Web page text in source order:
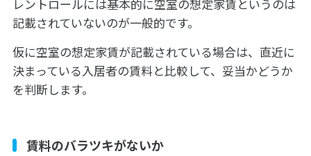
レントロールには基本的に空室の想定家賃というのは
記載されていないのが一般的です。
仮に空室の想定家賃が記載されている場合は、直近に
決まっている入居者の賃料と比較して、妥当かどうか
を判断します。
賃料のバラツキがないか